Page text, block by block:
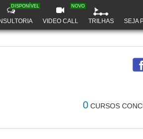
DISPONÍVEL
VIDEO CALL
NOVO
TRILHAS SEJA
0 CURSOS